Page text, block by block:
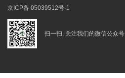
京ICP备 05039512号-1
扫一扫, 关注我们的微信公众号